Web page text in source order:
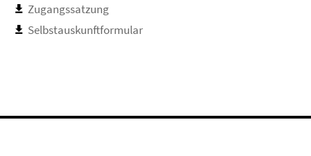
Zugangssatzung
Selbstauskunftformular